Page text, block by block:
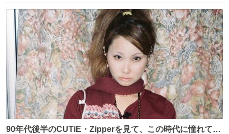
ト
数
数
90年代後半のCUTiE・Zipperを見て、この時代に憧れて